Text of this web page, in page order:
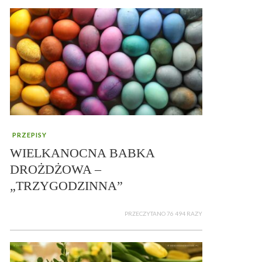
PRZEPISY
WIELKANOCNA BABKA
DROŻDŻOWA –
„TRZYGODZINNA”
PRZECZYTANO 76 494 RAZY